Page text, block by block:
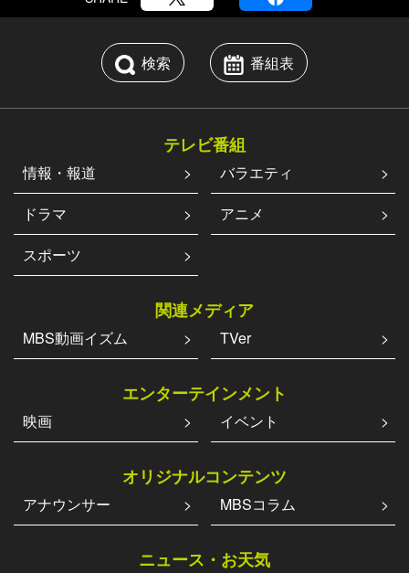
検索 番組表
テレビ番組
情報・報道
バラエティ
ドラマ
アニメ
スポーツ
関連メディア
MBS動画イズム TVer
エンターテインメント
映画 イベント
オリジナルコンテンツ
アナウンサー MBSコラム
ニュース・お天気